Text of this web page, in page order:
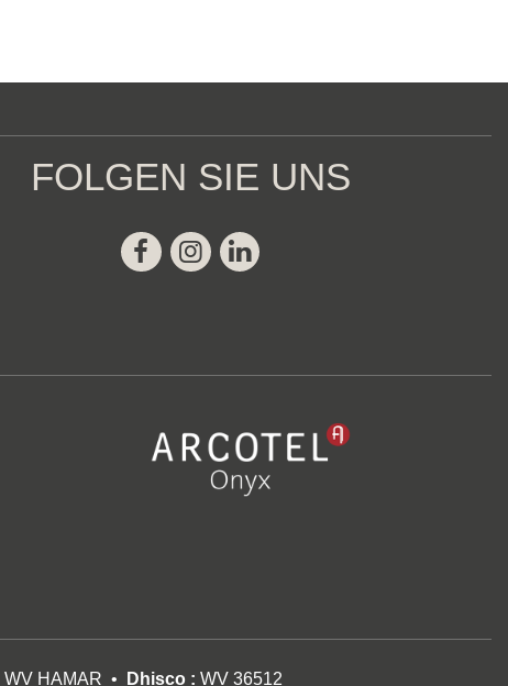
FOLGEN SIE UNS
Facebook
Instagram
Linkedin
WV HAMAR Dhisco : WV 36512